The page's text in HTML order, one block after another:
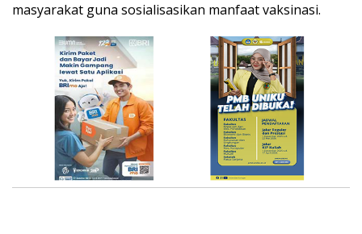
masyarakat guna sosialisasikan manfaat vaksinasi.